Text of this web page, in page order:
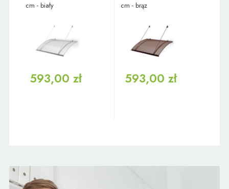
cm - biały
593,00 zł
cm - brąz
593,00 zł